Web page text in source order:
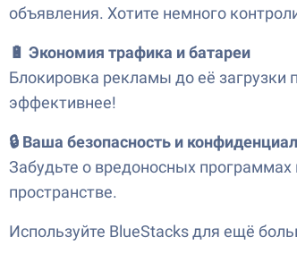
объявления. Хотите немного
🔋 Экономия трафика и батареи
Блокировка рекламы до её загрузки
эффективнее!
🔒 Ваша безопасность и
Забудьте о вредоносных
пространстве.
Используйте BlueStacks для ещё